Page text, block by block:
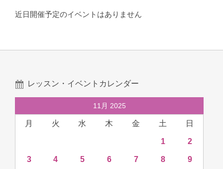
近日開催予定のイベントはありません
レッスン・イベントカレンダー
11月 2025
月 火 水 木 金 土 日
1 2
3 4 5 6 7 8 9